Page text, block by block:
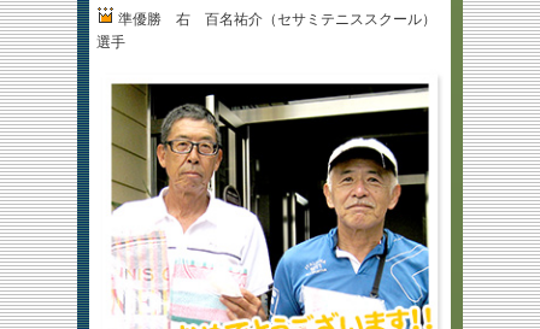
準優勝 右 百名祐介（セサミテニススクール）
選手